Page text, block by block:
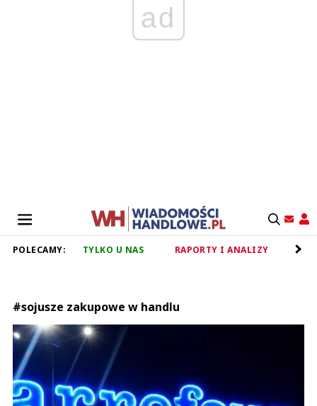
ad
POLECAMY: TYLKO U NAS RAPORTY I ANALIZY
#sojusze zakupowe w handlu